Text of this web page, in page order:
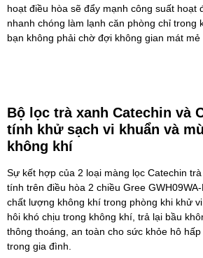
hoạt điều hòa sẽ đẩy mạnh công suất hoạt
nhanh chóng làm lạnh căn phòng chỉ trong
bạn không phải chờ đợi không gian mát mẻ
Bộ lọc trà xanh Catechin và
tính khử sạch vi khuẩn và
không khí
Sự kết hợp của 2 loại màng lọc Catechin
tính trên điều hòa 2 chiều Gree
chất lượng không khí trong phòng khi khử
hôi khó chịu trong không khí, trả lại bầu
thông thoáng, an toàn cho sức khỏe hô
trong gia đình.